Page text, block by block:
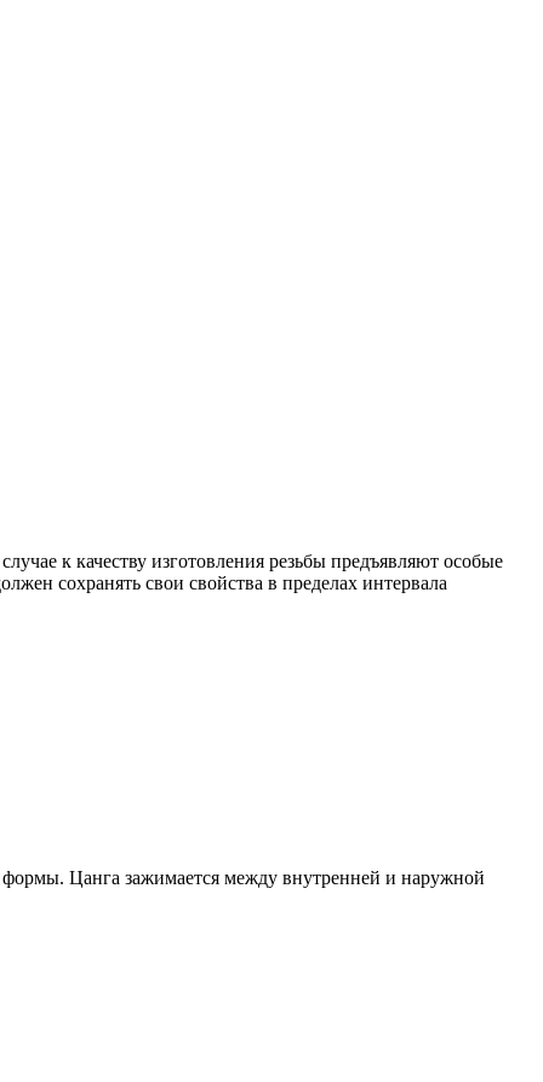
к качеству изготовления резьбы предъявляют особые
сохранять свои свойства в пределах интервала
формы. Цанга зажимается между внутренней и наружной